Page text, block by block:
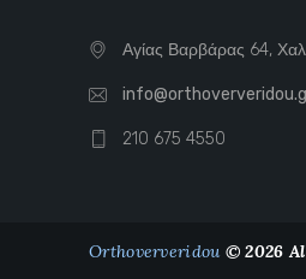
Αγίας Βαρβάρας 64,
210 675 4550
Orthoververidou © 2026